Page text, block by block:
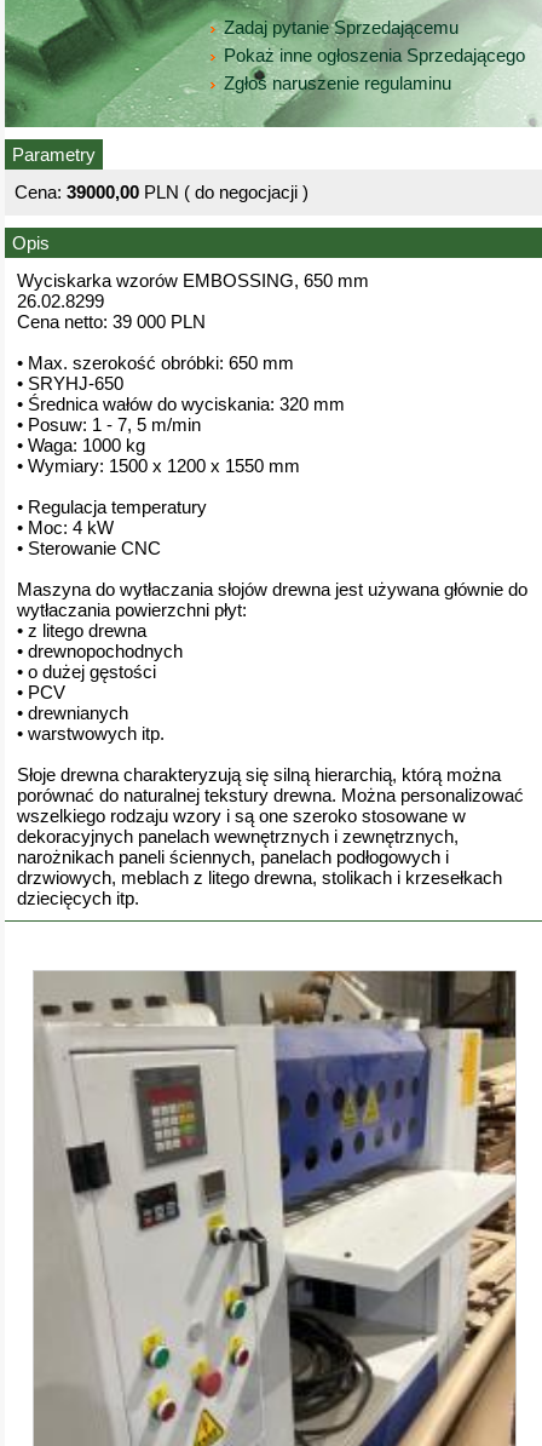
Zadaj pytanie Sprzedającemu
Pokaż inne ogłoszenia Sprzedającego
Zgłoś naruszenie regulaminu
Parametry
Cena: 39000,00 PLN ( do negocjacji )
Opis
Wyciskarka wzorów EMBOSSING, 650 mm
26.02.8299
Cena netto: 39 000 PLN
• Max. szerokość obróbki: 650 mm
• SRYHJ-650
• Średnica wałów do wyciskania: 320 mm
• Posuw: 1 - 7, 5 m/min
• Waga: 1000 kg
• Wymiary: 1500 x 1200 x 1550 mm
• Regulacja temperatury
• Moc: 4 kW
• Sterowanie CNC
Maszyna do wytłaczania słojów drewna jest używana głównie do
wytłaczania powierzchni płyt:
• z litego drewna
• drewnopochodnych
• o dużej gęstości
• PCV
• drewnianych
• warstwowych itp.
Słoje drewna charakteryzują się silną hierarchią, którą można
porównać do naturalnej tekstury drewna. Można personalizować
wszelkiego rodzaju wzory i są one szeroko stosowane w
dekoracyjnych panelach wewnętrznych i zewnętrznych,
narożnikach paneli ściennych, panelach podłogowych i
drzwiowych, meblach z litego drewna, stolikach i krzesełkach
dziecięcych itp.